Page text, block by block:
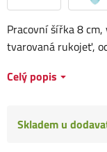
Pracovní šířka 8
tvarovaná rukojeť,
Celý popis
Skladem u